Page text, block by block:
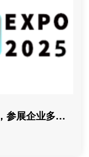
参展企业多，